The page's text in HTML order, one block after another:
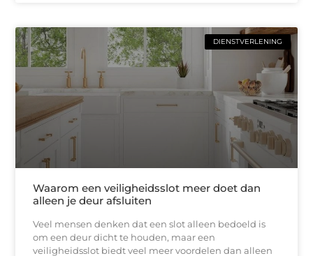
DIENSTVERLENING
Waarom een veiligheidsslot meer doet dan
alleen je deur afsluiten
Veel mensen denken dat een slot alleen bedoeld is
om een deur dicht te houden, maar een
veiligheidsslot biedt veel meer voordelen dan alleen